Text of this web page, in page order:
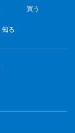
買う
知る